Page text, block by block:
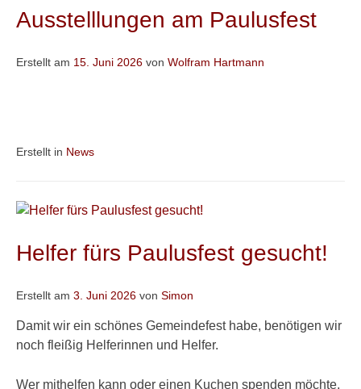
Ausstelllungen am Paulusfest
Erstellt am 15. Juni 2026 von Wolfram Hartmann
Erstellt in News
Helfer fürs Paulusfest gesucht!
Erstellt am 3. Juni 2026 von Simon
Damit wir ein schönes Gemeindefest habe, benötigen wir
noch fleißig Helferinnen und Helfer.
Wer mithelfen kann oder einen Kuchen spenden möchte,